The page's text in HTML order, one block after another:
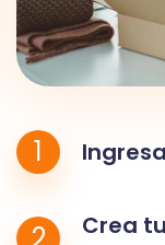
1
2
Crea